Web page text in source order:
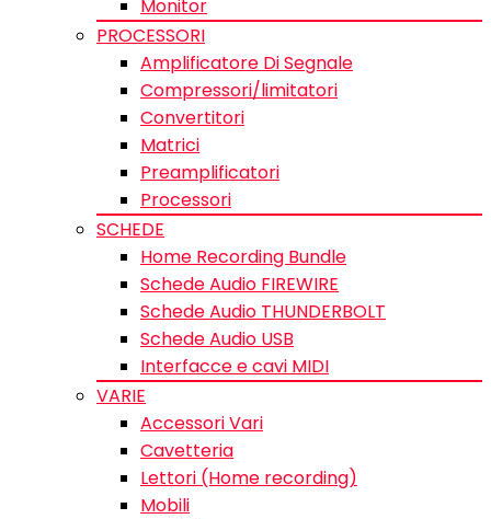
Monitor
PROCESSORI
Amplificatore Di Segnale
Compressori/limitatori
Convertitori
Matrici
Preamplificatori
Processori
SCHEDE
Home Recording Bundle
Schede Audio FIREWIRE
Schede Audio THUNDERBOLT
Schede Audio USB
Interfacce e cavi MIDI
VARIE
Accessori Vari
Cavetteria
Lettori (Home recording)
Mobili